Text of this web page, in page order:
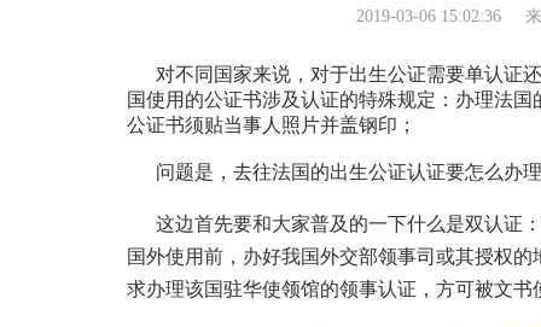
2019-03-06 15:02:36
对不同国家来说，对于出生公证需要单认证
国使用的公证书涉及认证的特殊规定：办理法
公证书须贴当事人照片并盖钢印；
问题是，去往法国的出生公证认证要怎么办
这边首先要和大家普及的一下什么是双认证
国外使用前，办好我国外交部领事司或其授权
求办理该国驻华使领馆的领事认证，方可被文